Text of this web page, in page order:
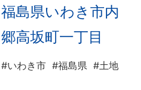
福島県いわき市内
郷高坂町一丁目
#いわき市 #福島県 #土地